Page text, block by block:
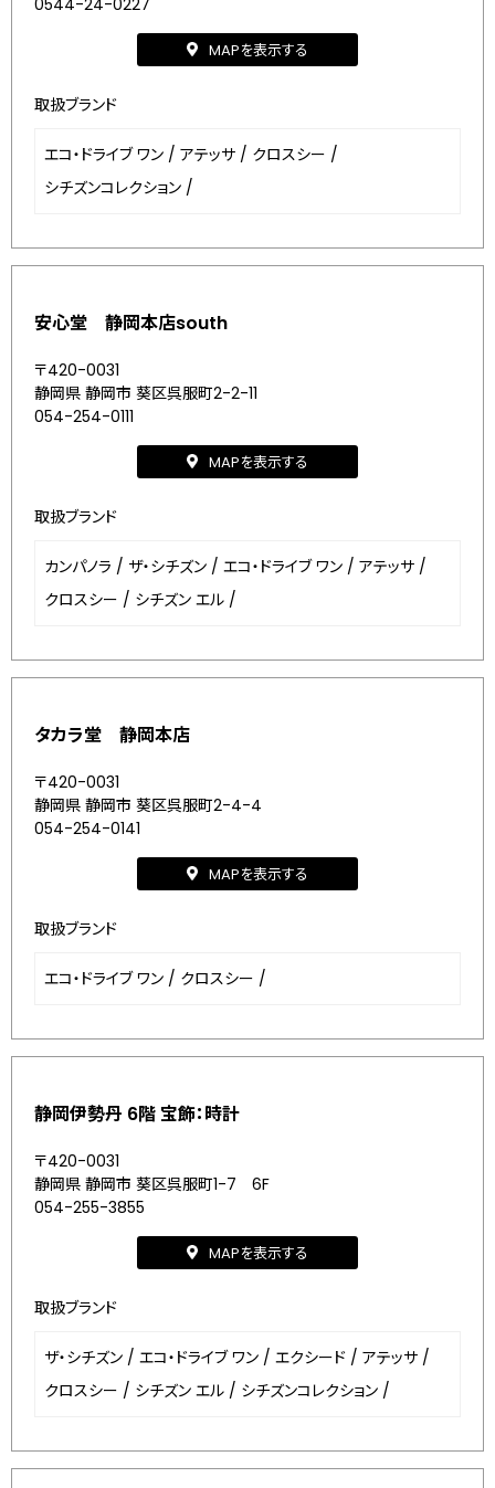
0544-24-0227
MAPを表示する
取扱ブランド
エコ・ドライブ ワン / アテッサ / クロスシー /
シチズンコレクション /
安心堂 静岡本店south
〒420-0031
静岡県 静岡市 葵区呉服町2-2-11
054-254-0111
MAPを表示する
取扱ブランド
カンパノラ / ザ・シチズン / エコ・ドライブ ワン / アテッサ /
クロスシー / シチズン エル /
タカラ堂 静岡本店
〒420-0031
静岡県 静岡市 葵区呉服町2-4-4
054-254-0141
MAPを表示する
取扱ブランド
エコ・ドライブ ワン / クロスシー /
静岡伊勢丹 6階 宝飾：時計
〒420-0031
静岡県 静岡市 葵区呉服町1-7 6F
054-255-3855
MAPを表示する
取扱ブランド
ザ・シチズン / エコ・ドライブ ワン / エクシード / アテッサ /
クロスシー / シチズン エル / シチズンコレクション /